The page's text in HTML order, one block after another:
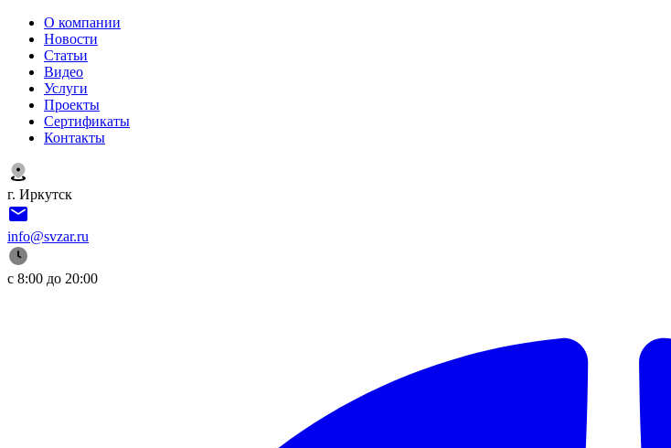
О компании
Новости
Статьи
Видео
Услуги
Проекты
Сертификаты
Контакты
г. Иркутск
info@svzar.ru
с 8:00 до 20:00